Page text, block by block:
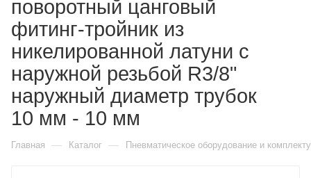
поворотный цанговый
фитинг-тройник из
никелированной латуни с
наружной резьбой R3/8"
наружный диаметр трубок
10 мм - 10 мм
Главная — Каталог — Пневматическое оборудование и